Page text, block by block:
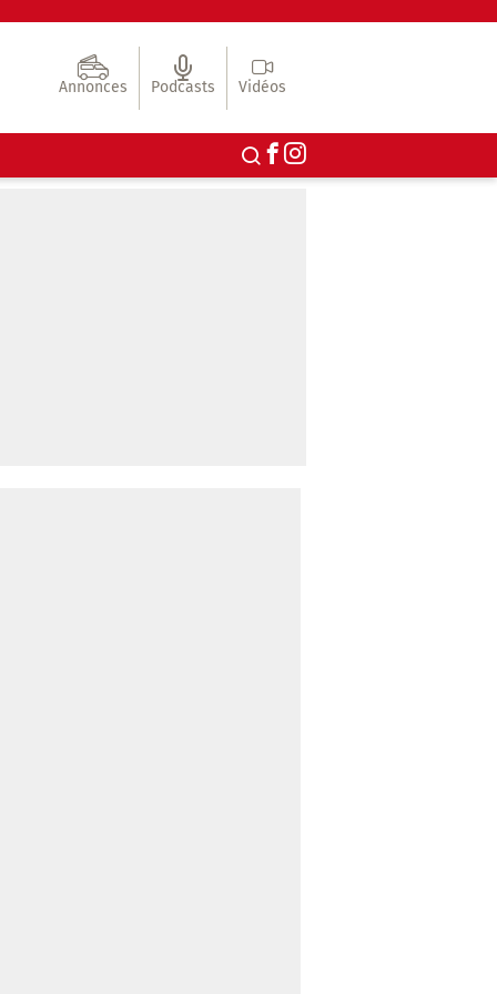
Annonces Podcasts Vidéos